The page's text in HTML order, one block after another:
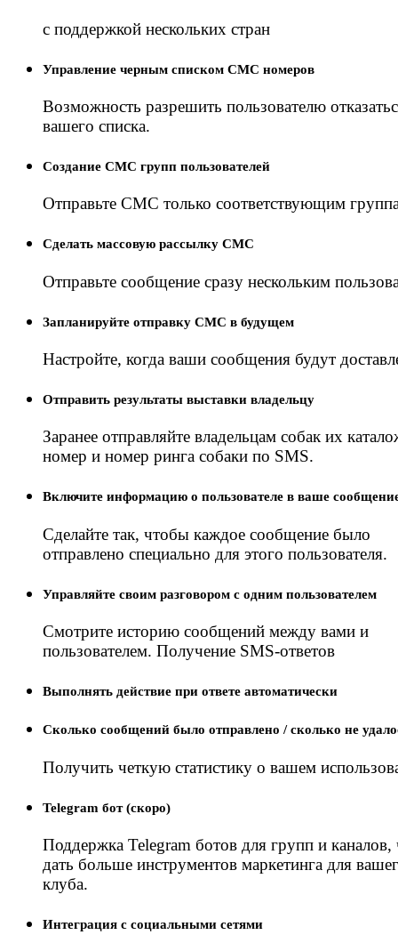
с поддержкой нескольких стран
Управление черным списком СМС номеров
Возможность разрешить пользователю
вашего списка.
Создание СМС групп пользователей
Отправьте СМС только соответствующим
Сделать массовую рассылку СМС
Отправьте сообщение сразу нескольким
Запланируйте отправку СМС в будущем
Настройте, когда ваши сообщения будут
Отправить результаты выставки владельцу
Заранее отправляйте владельцам собак их
номер и номер ринга собаки по SMS.
Включите информацию о пользователе в ваше
Сделайте так, чтобы каждое сообщение было
отправлено специально для этого пользователя.
Управляйте своим разговором с одним пользователем
Смотрите историю сообщений между вами и
пользователем. Получение SMS-ответов
Выполнять действие при ответе автоматически
Сколько сообщений было отправлено / сколько не
Получить четкую статистику о вашем
Telegram бот (скоро)
Поддержка Telegram ботов для групп и
дать больше инструментов маркетинга для
клуба.
Интеграция с социальными сетями